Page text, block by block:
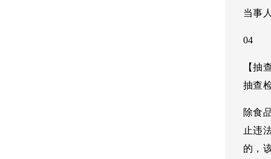
当事
04
【抽
抽查
除食
止违
的，